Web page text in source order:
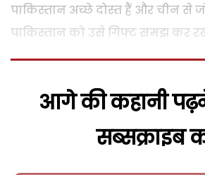
पाकिस्तान अच्छे दोस्त हैं और चीन से
पाकिस्तान को उसे गिफ्ट समझ कर
आगे की कहानी
सब्सक्राइब